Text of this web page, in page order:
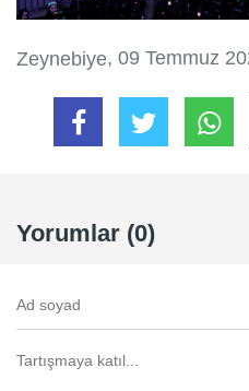
Zeynebiye, 09 Temmuz
Yorumlar (0)